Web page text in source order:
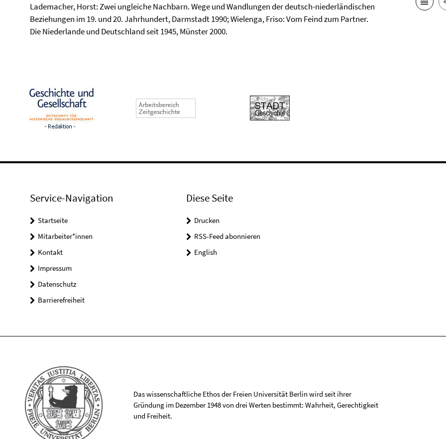
Lademacher, Horst: Zwei ungleiche Nachbarn. Wege und Wandlungen der deutsch-niederländischen
Beziehungen im 19. und 20. Jahrhundert, Darmstadt 1990; Wielenga, Friso: Vom Feind zum Partner.
Die Niederlande und Deutschland seit 1945, Münster 2000.
Service-Navigation
Startseite
Mitarbeiter*innen
Kontakt
Impressum
Datenschutz
Barrierefreiheit
Diese Seite
Drucken
RSS-Feed abonnieren
English
Das wissenschaftliche Ethos der Freien Universität Berlin wird seit ihrer
Gründung im Dezember 1948 von drei Werten bestimmt: Wahrheit, Gerechtigkeit
und Freiheit.